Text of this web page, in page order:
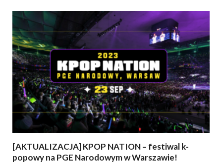
[AKTUALIZACJA] KPOP NATION – festiwal k-
popowy na PGE Narodowym w Warszawie!